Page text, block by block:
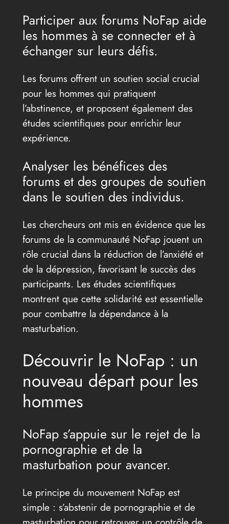
Participer aux forums NoFap aide
les hommes à se connecter et à
échanger sur leurs défis.
Les forums offrent un soutien social crucial
pour les hommes qui pratiquent
l’abstinence, et proposent également des
études scientifiques pour enrichir leur
expérience.
Analyser les bénéfices des
forums et des groupes de soutien
dans le soutien des individus.
Les chercheurs ont mis en évidence que les
forums de la communauté NoFap jouent un
rôle crucial dans la réduction de l’anxiété et
de la dépression, favorisant le succès des
participants. Les études scientifiques
montrent que cette solidarité est essentielle
pour combattre la dépendance à la
masturbation.
Découvrir le NoFap : un
nouveau départ pour les
hommes
NoFap s’appuie sur le rejet de la
pornographie et de la
masturbation pour avancer.
Le principe du mouvement NoFap est
simple : s’abstenir de pornographie et de